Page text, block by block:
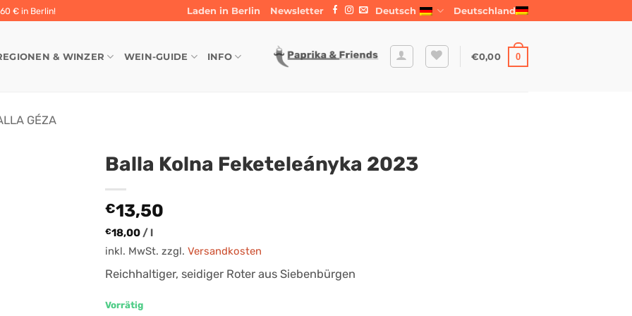
€ in Berlin! Deutsch
Laden in Berlin Newsletter Deutschland
& WINZER WEIN-GUIDE INFO €0,00 0
GÉZA
Balla Kolna Feketeleányka 2023
€13,50
€18,00 / l
inkl. MwSt. zzgl. Versandkosten
Reichhaltiger, seidiger Roter aus Siebenbürgen
Vorrätig